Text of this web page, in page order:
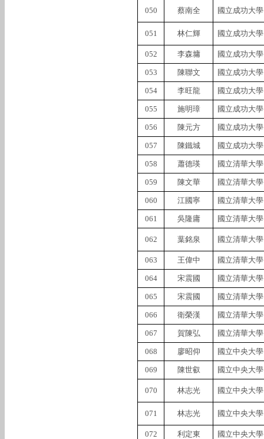
050 蔡南全 國立成功大學
051 林仁輝 國立成功大學
052 李森墉 國立成功大學
053 陳聯文 國立成功大學
054 李旺龍 國立成功大學
055 施明璋 國立成功大學
056 陳元方 國立成功大學
057 陳鐵城 國立成功大學
058 蕭德瑛 國立清華大學
059 陳文華 國立清華大學
060 江國寧 國立清華大學
061 吳隆庸 國立清華大學
062 葉銘泉 國立清華大學
063 王偉中 國立清華大學
064 宋震國 國立清華大學
065 宋震國 國立清華大學
066 衛榮漢 國立清華大學
067 賀陳弘 國立清華大學
068 廖昭仰 國立中央大學
069 陳世叡 國立中央大學
070 林志光 國立中央大學
071 林志光 國立中央大學
072 利定東 國立中央大學